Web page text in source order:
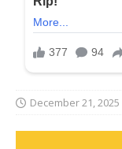
December 21, 2025